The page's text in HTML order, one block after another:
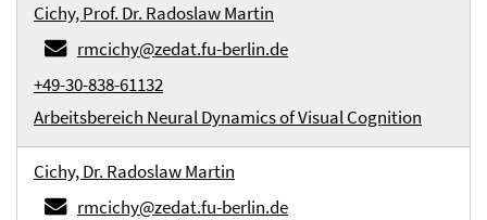
Cichy, Prof. Dr. Radoslaw Martin
rmcichy@zedat.fu-berlin.de
+49-30-838-61132
Arbeitsbereich Neural Dynamics of Visual Cognition
Cichy, Dr. Radoslaw Martin
rmcichy@zedat.fu-berlin.de